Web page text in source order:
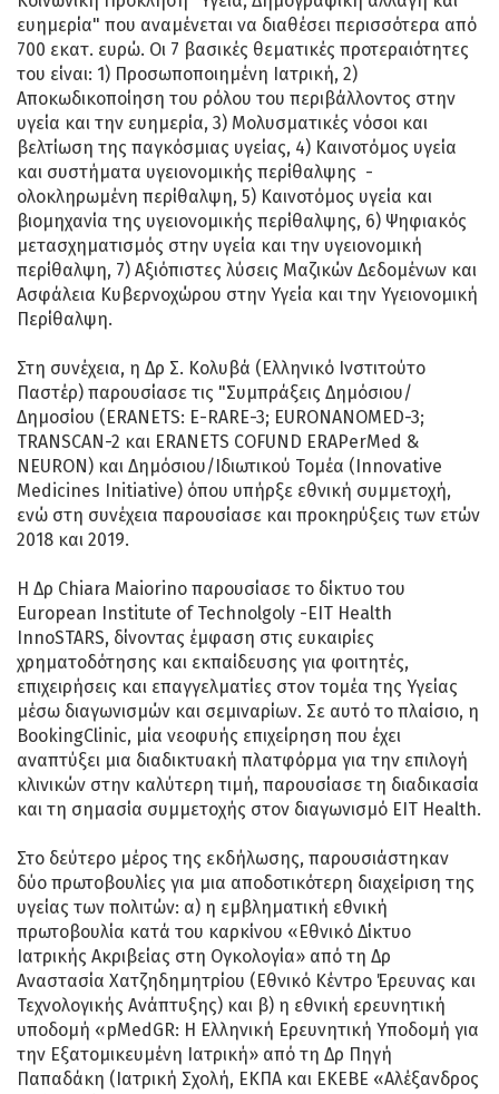
ευημερία" που αναμένεται να διαθέσει περισσότερα από
700 εκατ. ευρώ. Οι 7 βασικές θεματικές προτεραιότητες
του είναι: 1) Προσωποποιημένη Ιατρική, 2)
Αποκωδικοποίηση του ρόλου του περιβάλλοντος στην
υγεία και την ευημερία, 3) Μολυσματικές νόσοι και
βελτίωση της παγκόσμιας υγείας, 4) Καινοτόμος υγεία
και συστήματα υγειονομικής περίθαλψης -
ολοκληρωμένη περίθαλψη, 5) Καινοτόμος υγεία και
βιομηχανία της υγειονομικής περίθαλψης, 6) Ψηφιακός
μετασχηματισμός στην υγεία και την υγειονομική
περίθαλψη, 7) Αξιόπιστες λύσεις Μαζικών Δεδομένων και
Ασφάλεια Κυβερνοχώρου στην Υγεία και την Υγειονομική
Περίθαλψη.
Στη συνέχεια, η Δρ Σ. Κολυβά (Ελληνικό Ινστιτούτο
Παστέρ) παρουσίασε τις "Συμπράξεις Δημόσιου/
Δημοσίου (ERANETS: E-RARE-3; EURONANOMED-3;
TRANSCAN-2 και ERANETS COFUND ERAPerMed &
NEURON) και Δημόσιου/Ιδιωτικού Τομέα (Innovative
Medicines Initiative) όπου υπήρξε εθνική συμμετοχή,
ενώ στη συνέχεια παρουσίασε και προκηρύξεις των ετών
2018 και 2019.
H Δρ Chiara Maiorino παρουσίασε το δίκτυο του
Εuropean Institute of Technolgoly -EΙΤ Health
InnoSTARS, δίνοντας έμφαση στις ευκαιρίες
χρηματοδότησης και εκπαίδευσης για φοιτητές,
επιχειρήσεις και επαγγελματίες στον τομέα της Υγείας
μέσω διαγωνισμών και σεμιναρίων. Σε αυτό το πλαίσιο, η
BookingClinic, μία νεοφυής επιχείρηση που έχει
αναπτύξει μια διαδικτυακή πλατφόρμα για την επιλογή
κλινικών στην καλύτερη τιμή, παρουσίασε τη διαδικασία
και τη σημασία συμμετοχής στον διαγωνισμό EIT Health.
Στο δεύτερο μέρος της εκδήλωσης, παρουσιάστηκαν
δύο πρωτοβουλίες για μια αποδοτικότερη διαχείριση της
υγείας των πολιτών: α) η εμβληματική εθνική
πρωτοβουλία κατά του καρκίνου «Εθνικό Δίκτυο
Ιατρικής Ακριβείας στη Ογκολογία» από τη Δρ
Aναστασία Χατζηδημητρίου (Εθνικό Κέντρο Έρευνας και
Τεχνολογικής Ανάπτυξης) και β) η εθνική ερευνητική
υποδομή «pMedGR: Η Ελληνική Ερευνητική Υποδομή για
την Εξατομικευμένη Ιατρική» από τη Δρ Πηγή
Παπαδάκη (Ιατρική Σχολή, ΕΚΠΑ και ΕΚΕΒΕ «Αλέξανδρος